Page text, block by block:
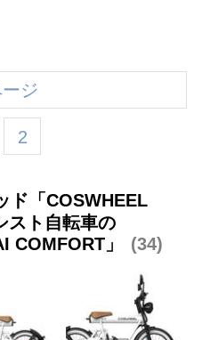
2
ジ
ド「COSWHEEL
スト自転車の
COMFORT」
34